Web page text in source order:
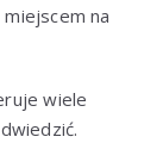
na
wiele